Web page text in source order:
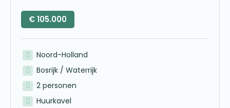
€105.000
Noord-Holland
Bosrijk / Waterrijk
2 personen
Huurkavel